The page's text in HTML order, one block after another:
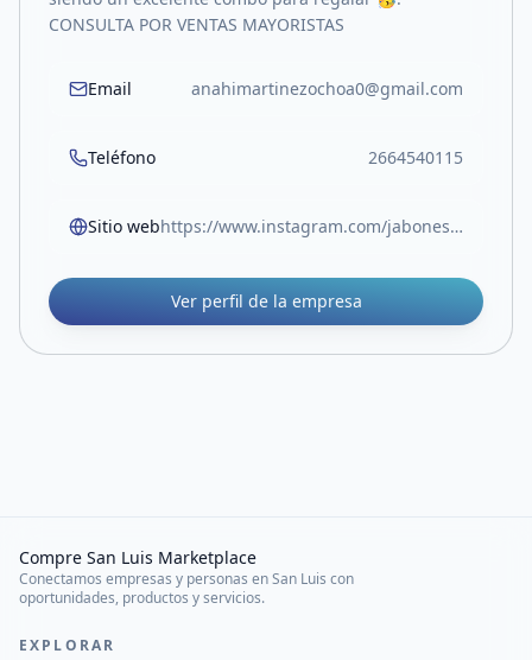
CONSULTA POR VENTAS MAYORISTAS
Email anahimartinezochoa0@gmail.com
Teléfono 2664540115
Sitio web https://www.instagram.com/jabonesaiken?igsh=Z2EyNzNwaWwxbzdx
Ver perfil de la empresa
Compre San Luis Marketplace
Conectamos empresas y personas en San Luis con
oportunidades, productos y servicios.
EXPLORAR